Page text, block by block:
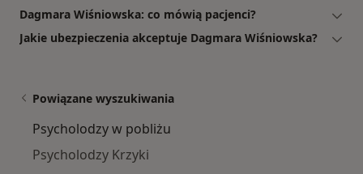
Dagmara Wiśniowska: co mówią pacjenci?
Jakie ubezpieczenia akceptuje Dagmara Wiśniowska?
Powiązane wyszukiwania
Psycholodzy w pobliżu
Psycholodzy Krzyki